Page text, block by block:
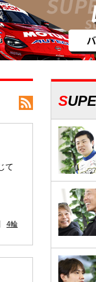
て
4輪